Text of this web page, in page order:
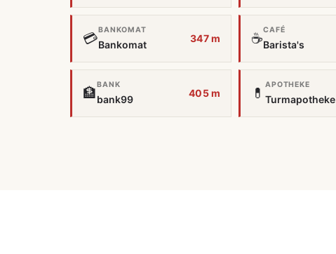
💳
BANKOMAT
Bankomat
347 m ☕
CAFÉ
Barista's
🏦
BANK
bank99
405 m 💊
APOTHEKE
Turmapotheke